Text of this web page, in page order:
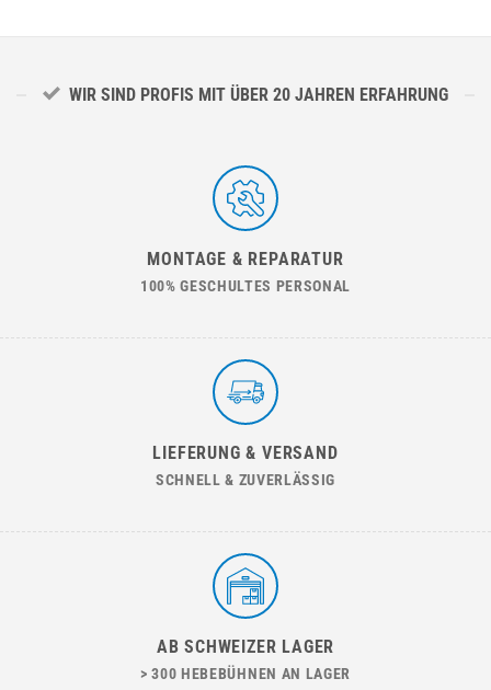
WIR SIND PROFIS MIT ÜBER 20 JAHREN ERFAHRUNG
MONTAGE & REPARATUR
100% GESCHULTES PERSONAL
LIEFERUNG & VERSAND
SCHNELL & ZUVERLÄSSIG
AB SCHWEIZER LAGER
> 300 HEBEBÜHNEN AN LAGER